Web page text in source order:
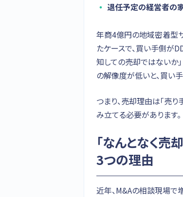
退任予定の経営者の
年商4億円の地域密着型
たケースで、買い手側が
知しての売却ではないか
の解像度が低いと、買い
つまり、売却理由は「売り
み立てる必要があります。
「なんとなく売
3つの理由
近年、M&Aの相談現場で